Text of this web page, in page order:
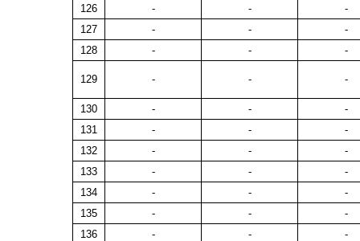
126
- -
-
127
- -
-
128
- - -
129 - - -
130 - -
-
131
- -
-
132
- -
-
133
- -
-
134
- -
-
135
- -
-
136
- -
-